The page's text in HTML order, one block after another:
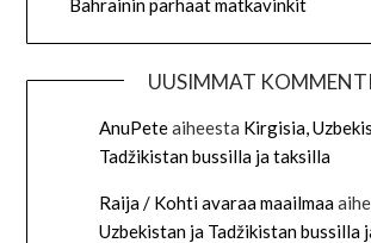
Bahrainin parhaat matkavinkit
UUSIMMAT
AnuPeteaiheesta Kirgisia,
Tadžikistan bussilla ja taksilla
Raija / Kohti avaraa maailmaa
Uzbekistan ja Tadžikistan bussilla